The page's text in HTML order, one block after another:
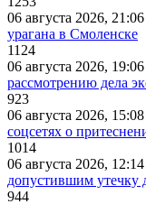
06 августа 2026, 21:06
урагана в Смоленске
1124
06 августа 2026, 19:06
рассмотрению дела
923
06 августа 2026, 15:08
соцсетях о
1014
06 августа 2026, 12:14
допустившим утечку
944